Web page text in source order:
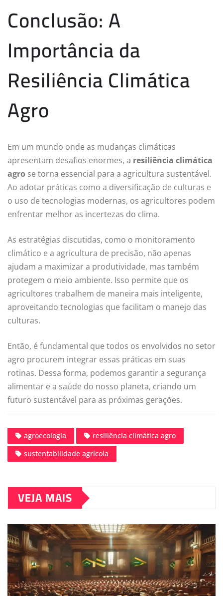
Conclusão: A
Importância da
Resiliência Climática
Agro
Em um mundo onde as mudanças climáticas
apresentam desafios enormes, a resiliência climática
agro se torna essencial para a agricultura sustentável.
Ao adotar práticas como a diversificação de culturas e
o uso de tecnologias modernas, os agricultores podem
enfrentar melhor as incertezas do clima.
As estratégias discutidas, como o monitoramento
climático e a agricultura de precisão, não apenas
ajudam a maximizar a produtividade, mas também
protegem o meio ambiente. Isso permite que os
agricultores trabalhem de maneira mais inteligente,
aproveitando tecnologias que facilitam o manejo das
culturas.
Então, é fundamental que todos os envolvidos no setor
agro procurem integrar essas práticas em suas
rotinas. Dessa forma, podemos garantir a segurança
alimentar e a saúde do nosso planeta, criando um
futuro sustentável para as próximas gerações.
agroecologia
resiliência climática agro
sustentabilidade agrícola
VEJA MAIS